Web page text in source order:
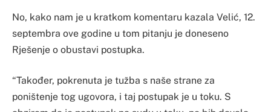
No, kako nam je u kratkom komentaru kazala Velić, 12.
septembra ove godine u tom pitanju je doneseno
Rješenje o obustavi postupka.
“Također, pokrenuta je tužba s naše strane za
poništenje tog ugovora, i taj postupak je u toku. S